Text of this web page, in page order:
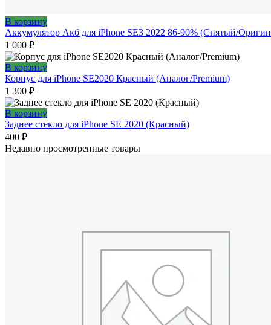
В корзину
Аккумулятор Акб для iPhone SE3 2022 86-90% (Снятый/
1 000 ₽
В корзину
Корпус для iPhone SE2020 Красный (Аналог/Premium)
1 300 ₽
В корзину
Заднее стекло для iPhone SE 2020 (Красный)
400 ₽
Недавно просмотренные товары